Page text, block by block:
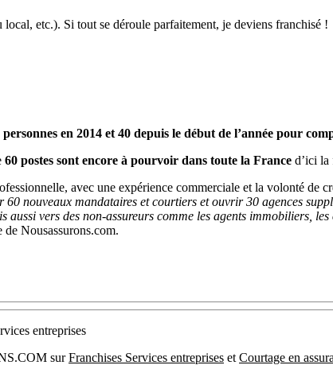
etc.). Si tout se déroule parfaitement, je deviens franchisé !
en 2014 et 40 depuis le début de l’année pour
60 postes sont encore à pourvoir dans toute la France d’ici la
avec une expérience commerciale et la volonté de
60 nouveaux mandataires et courtiers et ouvrir 30 agences
vers des non-assureurs comme les agents immobiliers,
Nousassurons.com.
entreprises
surFranchises Services entreprises et Courtage en